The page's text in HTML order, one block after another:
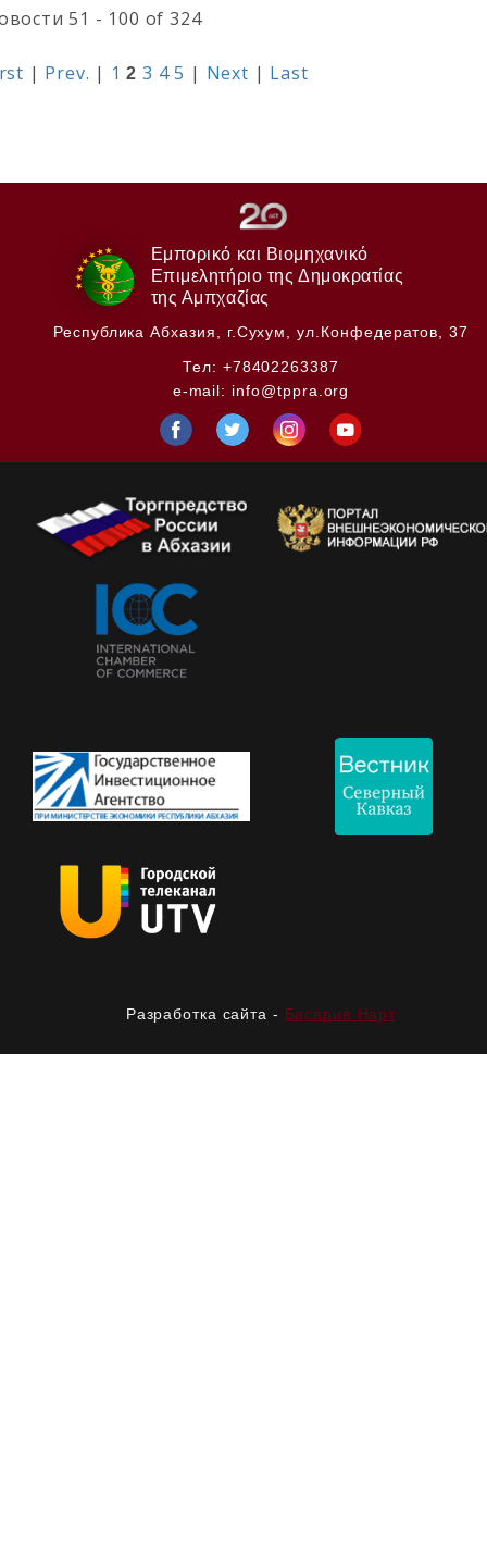
51 - 100 of 324
| Prev. | 1 2 3 4 5 | Next | Last
Εμπορικό και Βιομηχανικό
Επιμελητήριο της Δημοκρατίας
της Αμπχαζίας
Республика Абхазия,
г.Сухум, ул.Конфедератов, 37
Тел: +78402263387
e-mail: info@tppra.org
Разработка сайта - Басария Нарт